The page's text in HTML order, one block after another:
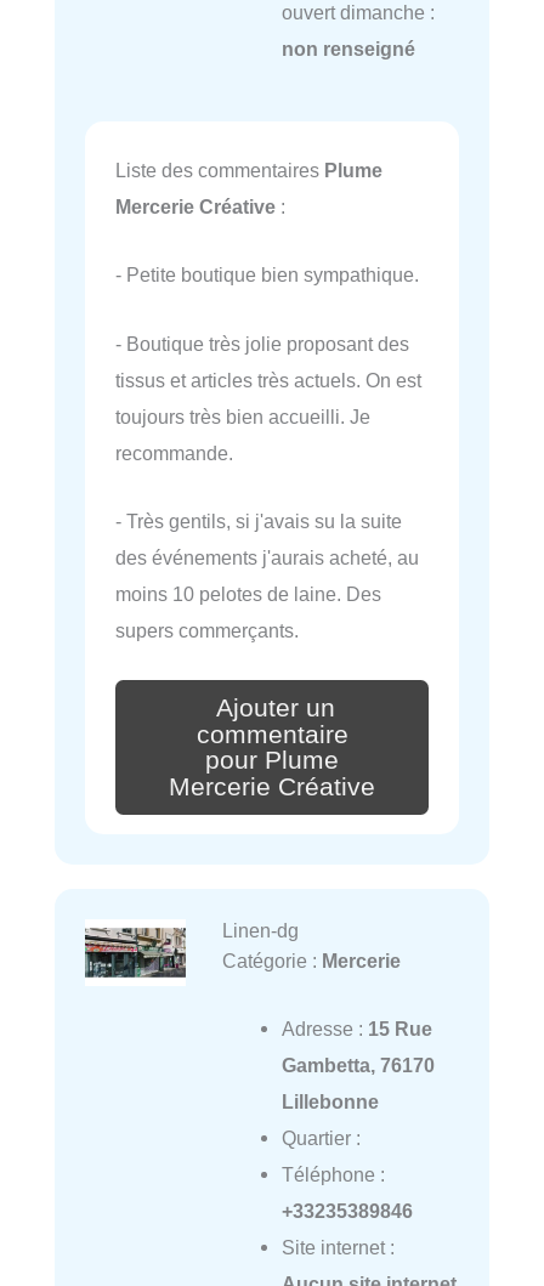
ouvert dimanche :
non renseigné
Liste des commentaires Plume
Mercerie Créative :
- Petite boutique bien sympathique.
- Boutique très jolie proposant des
tissus et articles très actuels. On est
toujours très bien accueilli. Je
recommande.
- Très gentils, si j'avais su la suite
des événements j'aurais acheté, au
moins 10 pelotes de laine. Des
supers commerçants.
Ajouter un
commentaire
pour Plume
Mercerie Créative
Linen-dg
Catégorie : Mercerie
Adresse : 15 Rue
Gambetta, 76170
Lillebonne
Quartier :
Téléphone :
+33235389846
Site internet :